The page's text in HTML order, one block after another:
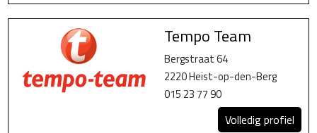
Tempo Team
Bergstraat 64
2220 Heist-op-den-Berg
015 23 77 90
Volledig profiel